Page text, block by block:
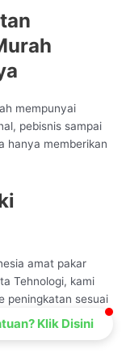
mempunyai
pebisnis sampai
hanya memberikan
amat pakar
Tehnologi, kami
peningkatan sesuai
Klik Disini